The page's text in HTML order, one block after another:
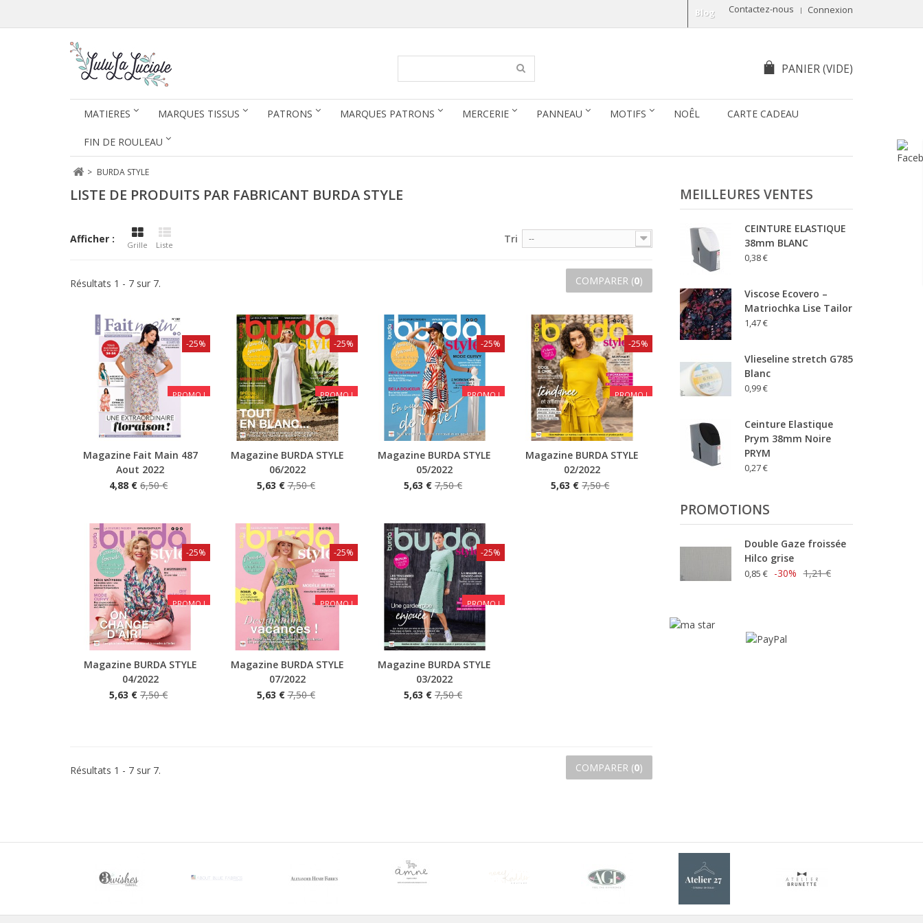
Connexion
Contactez-nous
Blog
PANIER(VIDE)
MATIERES MARQUES TISSUS PATRONS MARQUES PATRONS MERCERIE PANNEAU MOTIFS NOÊL CARTE CADEAU
FIN DE ROULEAU
> BURDA STYLE
LISTE DE PRODUITS PAR FABRICANT BURDA STYLE
Afficher : Grille Liste Tri --
COMPARER (0)
Résultats 1 - 7 sur 7.
PROMO !
Aperçu rapide
Magazine Fait Main 487
Aout 2022
4,88 € 6,50 €
-25%
PROMO !
Aperçu rapide
Magazine BURDA STYLE
06/2022
5,63 € 7,50 €
-25%
PROMO !
Aperçu rapide
Magazine BURDA STYLE
05/2022
5,63 € 7,50 €
-25%
PROMO !
Aperçu rapide
Magazine BURDA STYLE
02/2022
5,63 € 7,50 €
-25%
PROMO !
Aperçu rapide
Magazine BURDA STYLE
04/2022
5,63 € 7,50 €
-25%
PROMO !
Aperçu rapide
Magazine BURDA STYLE
07/2022
5,63 € 7,50 €
-25%
PROMO !
Aperçu rapide
Magazine BURDA STYLE
03/2022
5,63 € 7,50 €
-25%
COMPARER (0)
Résultats 1 - 7 sur 7.
MEILLEURES VENTES
CEINTURE ELASTIQUE
38mm BLANC
0,38 €
Viscose Ecovero –
Matriochka Lise Tailor
1,47 €
Vlieseline stretch G785
Blanc
0,99 €
Ceinture Elastique
Prym 38mm Noire
PRYM
0,27 €
PROMOTIONS
Double Gaze froissée
Hilco grise
0,85 € -30% 1,21 €